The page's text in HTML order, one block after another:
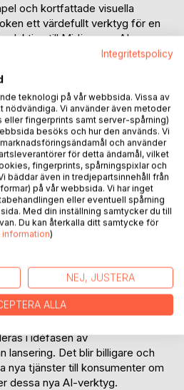
och kortfattade visuella
ett värdefullt verktyg för en
till Midjourney AI-
bilder, foton och grafik.
läsaren till en Midjourney
nybörjare utan även till erfarna
Även experter kommer definitivt
värdefull information och nya
med hjälp av AI-teknik kan
varken programmering,
Boken tar med läsaren på
fascinerande värld.
spännande grafik för sociala
mer. Inom designindustrin kan
arkitekter använda generativ AI
i idéfasen av
lansering. Det blir billigare och
nya tjänster till konsumenter om
dessa nya AI-verktyg.
Integritetspolicy
teknologi på vår webbsida. Vissa av
nödvändiga. Vi använder även metoder
eller fingerprints samt server-spårning)
besöks och hur den används. Vi
och använder
för detta ändamål, vilket
fingerprints, spårningspixlar och
bäddar även in tredjepartsinnehåll från
på vår webbsida. Vi har inget
eller eventuell spårning
Med din inställning samtycker du till
Du kan återkalla ditt samtycke för
)
NEJ, JUSTERA
ALLA